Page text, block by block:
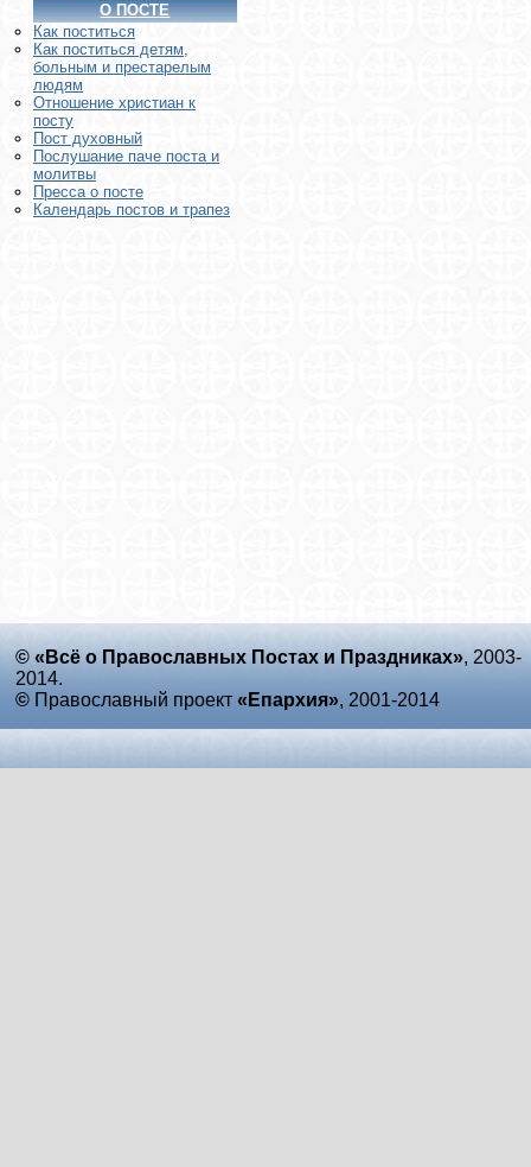
О ПОСТЕ
Как поститься
Как поститься детям,
больным и престарелым
людям
Отношение христиан к
посту
Пост духовный
Послушание паче поста и
молитвы
Пресса о посте
Календарь постов и трапез
© «Всё о Православных Постах и Праздниках», 2003-
2014.
© Православный проект «Епархия», 2001-2014